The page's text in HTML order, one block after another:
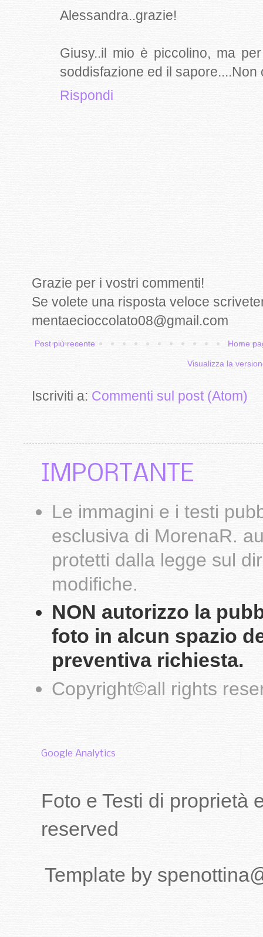
Alessandra..grazie!
Giusy..il mio è piccolino, ma
soddisfazione ed il
Rispondi
Grazie per i vostri commenti!
Se volete una risposta veloce
mentaecioccolato08@gmail.com
Post più recente Home
Visualizza la
Iscriviti a: Commenti sul post (Atom)
IMPORTANTE
Le immagini e i testi
esclusiva di MorenaR.
protetti dalla legge sul
modifiche.
NON autorizzo la
foto in alcun spazio
preventiva richiesta.
Copyright©all rights
Google Analytics
Foto e Testi di proprietà
reserved
Template by